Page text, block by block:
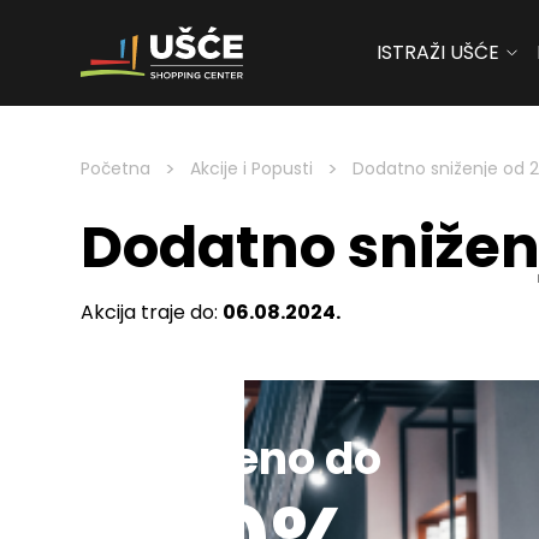
Skip to content
ISTRAŽI UŠĆE
Početna > Akcije i Popusti > Dodatno sniženje od
Dodatno
Akcija traje do: 06.08.2024.
Sniženo do